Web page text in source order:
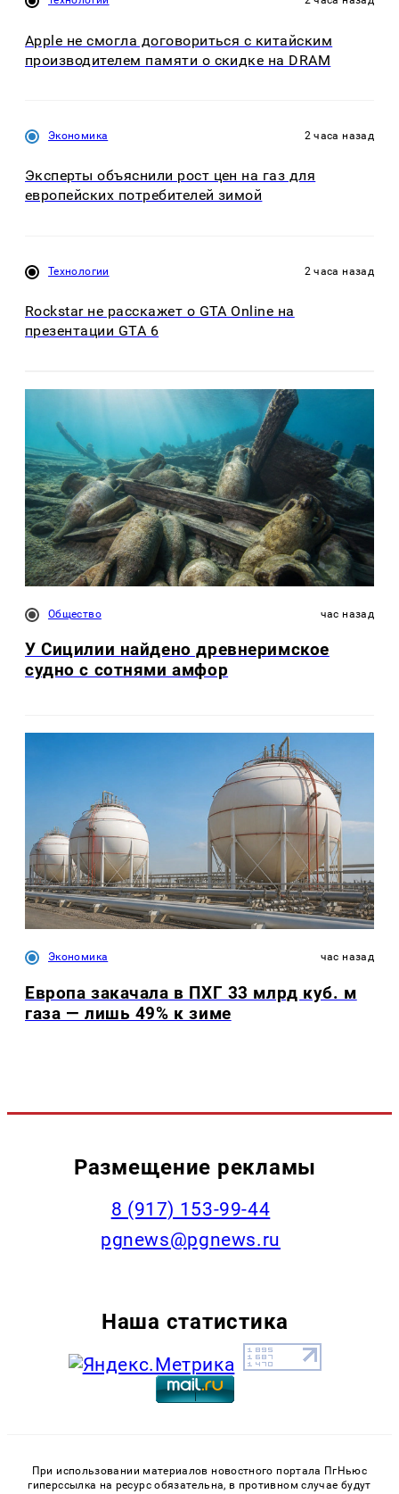
Apple не смогла договориться с китайским
производителем памяти о скидке на DRAM
Экономика 2 часа назад
Эксперты объяснили рост цен на газ для
европейских потребителей зимой
Технологии 2 часа назад
Rockstar не расскажет о GTA Online на
презентации GTA 6
Общество час назад
У Сицилии найдено древнеримское
судно с сотнями амфор
Экономика час назад
Европа закачала в ПХГ 33 млрд куб. м
газа — лишь 49% к зиме
Размещение рекламы
‭8 (917) 153-99-44
pgnews@pgnews.ru
Наша статистика
При использовании материалов новостного портала ПгНьюс
гиперссылка на ресурс обязательна, в противном случае будут